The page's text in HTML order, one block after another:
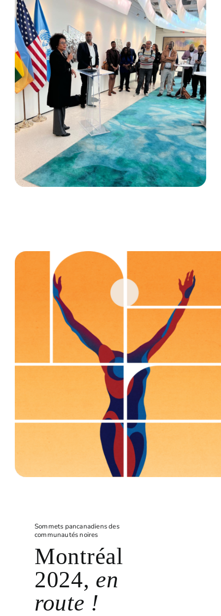
Sommets pancanadiens des
communautés noires
Montréal
2024, en
route !